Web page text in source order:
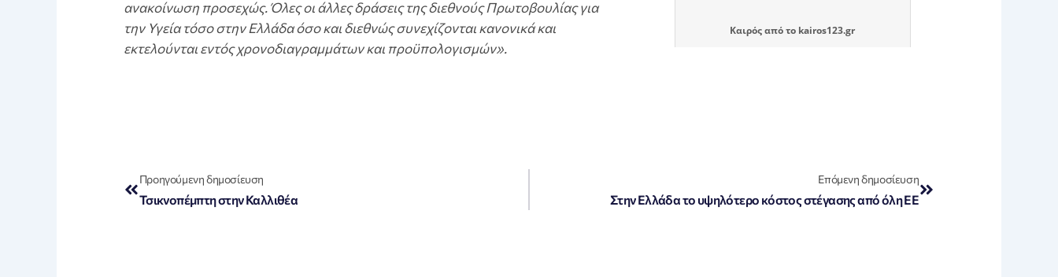
ανακοίνωση προσεχώς. Όλες οι άλλες δράσεις της διεθνούς Πρωτοβουλίας για
την Υγεία τόσο στην Ελλάδα όσο και διεθνώς συνεχίζονται κανονικά και
εκτελούνται εντός χρονοδιαγραμμάτων και προϋπολογισμών».
Καιρόςαπό το kairos123.gr
Προηγούμενη δημοσίευση
Τσικνοπέμπτη στην Καλλιθέα
Επόμενη δημοσίευση
Στην Ελλάδα το υψηλότερο κόστος στέγασης από όλη ΕΕ